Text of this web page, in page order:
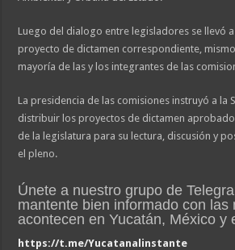
Luego del dialogo entre legisladores se llevó
proyecto de dictamen correspondiente,
mayoría de las y los integrantes de las
La presidencia de las comisiones instruyó a la
distribuir los proyectos de dictamen
de la legislatura para su lectura, discusión y
el pleno.
Únete a nuestro grupo de
mantente bien informado con las
acontecen en Yucatán, México
https://t.me/Yucatanalinstante